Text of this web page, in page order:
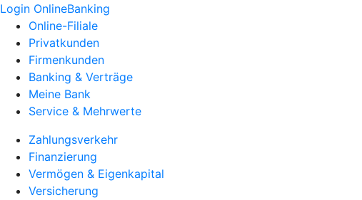
Login OnlineBanking
Online-Filiale
Privatkunden
Firmenkunden
Banking & Verträge
Meine Bank
Service & Mehrwerte
Zahlungsverkehr
Finanzierung
Vermögen & Eigenkapital
Versicherung